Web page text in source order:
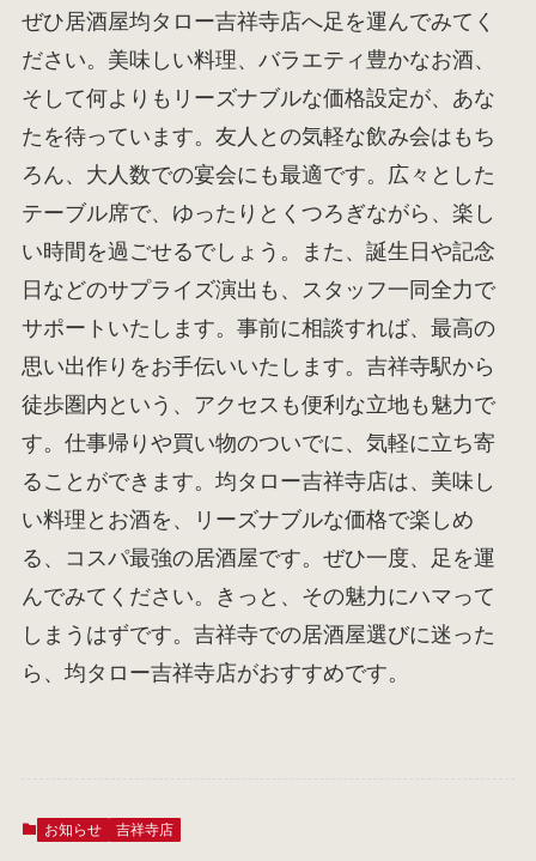
ぜひ居酒屋均タロー吉祥寺店へ足を運んでみてく
ださい。美味しい料理、バラエティ豊かなお酒、
そして何よりもリーズナブルな価格設定が、あな
たを待っています。友人との気軽な飲み会はもち
ろん、大人数での宴会にも最適です。広々とした
テーブル席で、ゆったりとくつろぎながら、楽し
い時間を過ごせるでしょう。また、誕生日や記念
日などのサプライズ演出も、スタッフ一同全力で
サポートいたします。事前に相談すれば、最高の
思い出作りをお手伝いいたします。吉祥寺駅から
徒歩圏内という、アクセスも便利な立地も魅力で
す。仕事帰りや買い物のついでに、気軽に立ち寄
ることができます。均タロー吉祥寺店は、美味し
い料理とお酒を、リーズナブルな価格で楽しめ
る、コスパ最強の居酒屋です。ぜひ一度、足を運
んでみてください。きっと、その魅力にハマって
しまうはずです。吉祥寺での居酒屋選びに迷った
ら、均タロー吉祥寺店がおすすめです。
お知らせ 吉祥寺店